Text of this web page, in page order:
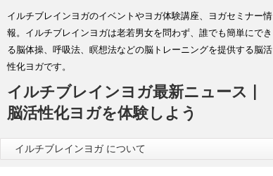
イルチブレインヨガのイベントやヨガ体験講座、ヨガセミナー情
報。イルチブレインヨガは老若男女を問わず、誰でも簡単にでき
る脳体操、呼吸法、瞑想法などの脳トレーニングを提供する脳活
性化ヨガです。
イルチブレインヨガ最新ニュース |
脳活性化ヨガを体験しよう
イルチブレインヨガ について